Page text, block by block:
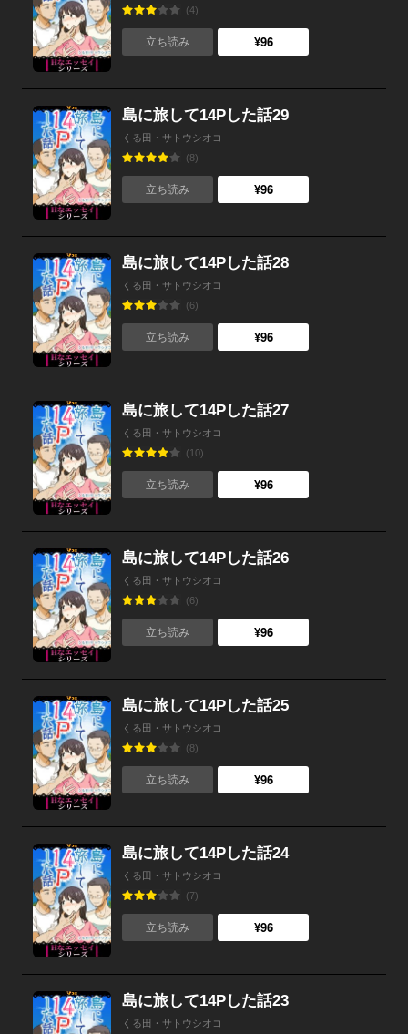
(4)
立ち読み ¥96
島に旅して14Pした話29
くる田・サトウシオコ
(8)
立ち読み ¥96
島に旅して14Pした話28
くる田・サトウシオコ
(6)
立ち読み ¥96
島に旅して14Pした話27
くる田・サトウシオコ
(10)
立ち読み ¥96
島に旅して14Pした話26
くる田・サトウシオコ
(6)
立ち読み ¥96
島に旅して14Pした話25
くる田・サトウシオコ
(8)
立ち読み ¥96
島に旅して14Pした話24
くる田・サトウシオコ
(7)
立ち読み ¥96
島に旅して14Pした話23
くる田・サトウシオコ